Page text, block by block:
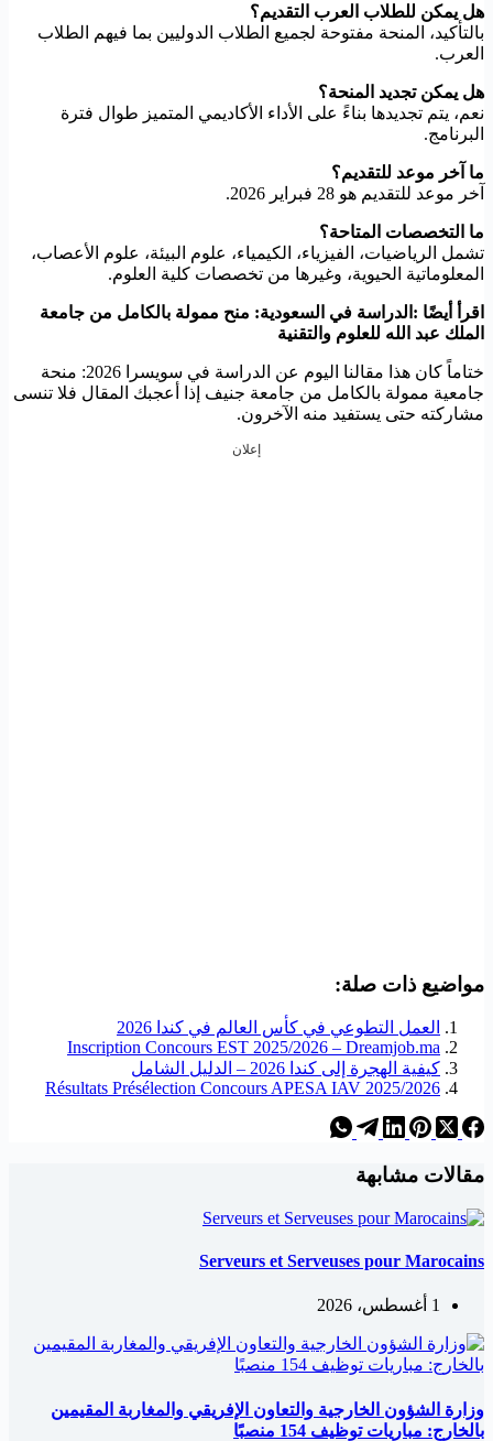
هل يمكن للطلاب العرب التقديم؟
بالتأكيد، المنحة مفتوحة لجميع الطلاب الدوليين بما فيهم الطلاب
العرب.
هل يمكن تجديد المنحة؟
نعم، يتم تجديدها بناءً على الأداء الأكاديمي المتميز طوال فترة
البرنامج.
ما آخر موعد للتقديم؟
آخر موعد للتقديم هو 28 فبراير 2026.
ما التخصصات المتاحة؟
تشمل الرياضيات، الفيزياء، الكيمياء، علوم البيئة، علوم الأعصاب،
المعلوماتية الحيوية، وغيرها من تخصصات كلية العلوم.
اقرأ أيضًا :الدراسة في السعودية: منح ممولة بالكامل من جامعة
الملك عبد الله للعلوم والتقنية
ختاماً كان هذا مقالنا اليوم عن الدراسة في سويسرا 2026: منحة
جامعية ممولة بالكامل من جامعة جنيف إذا أعجبك المقال فلا تنسى
مشاركته حتى يستفيد منه الآخرون.
إعلان
مواضيع ذات صلة:
العمل التطوعي في كأس العالم في كندا 2026
Inscription Concours EST 2025/2026 – Dreamjob.ma
كيفية الهجرة إلى كندا 2026 – الدليل الشامل
Résultats Présélection Concours APESA IAV 2025/2026
مقالات مشابهة
Serveurs et Serveuses pour Marocains
1 أغسطس، 2026
وزارة الشؤون الخارجية والتعاون الإفريقي والمغاربة المقيمين
بالخارج: مباريات توظيف 154 منصبًا